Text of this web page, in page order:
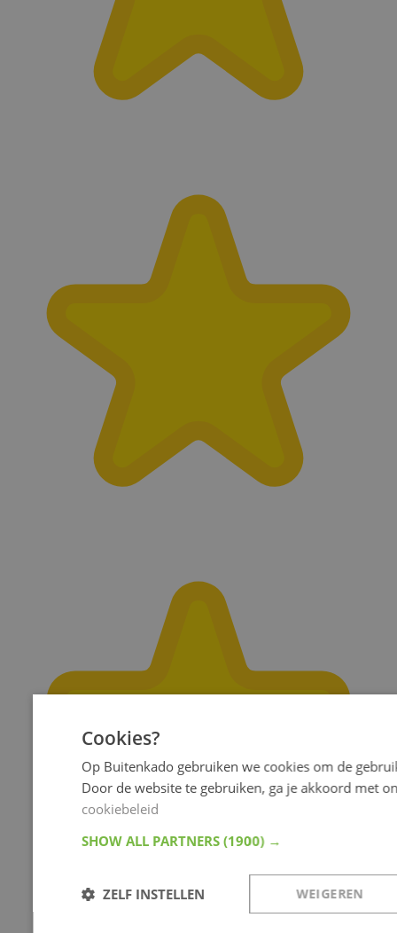
Cookies?
Op Buitenkado gebruiken we cookies om de
Door de website te gebruiken, ga je akkoord met
cookiebeleid
SHOW ALL PARTNERS(1900) →
WEIGEREN
ZELF INSTELLEN